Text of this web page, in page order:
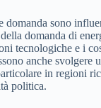
sono
domanda di
tecnologiche e i
anche svolgere
in regioni
politica.